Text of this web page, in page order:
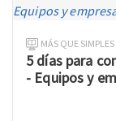
MÁS QUE
5 días para
- Equipos y